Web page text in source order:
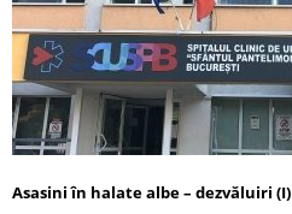
Asasini în halate albe – dezvăluiri (I)